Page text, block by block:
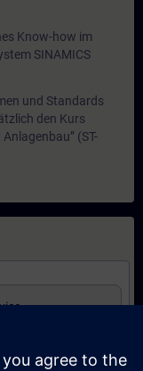
Know-how im
SINAMICS
und Standards
den Kurs
(ST-